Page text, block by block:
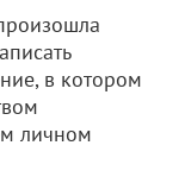
в котором
личном